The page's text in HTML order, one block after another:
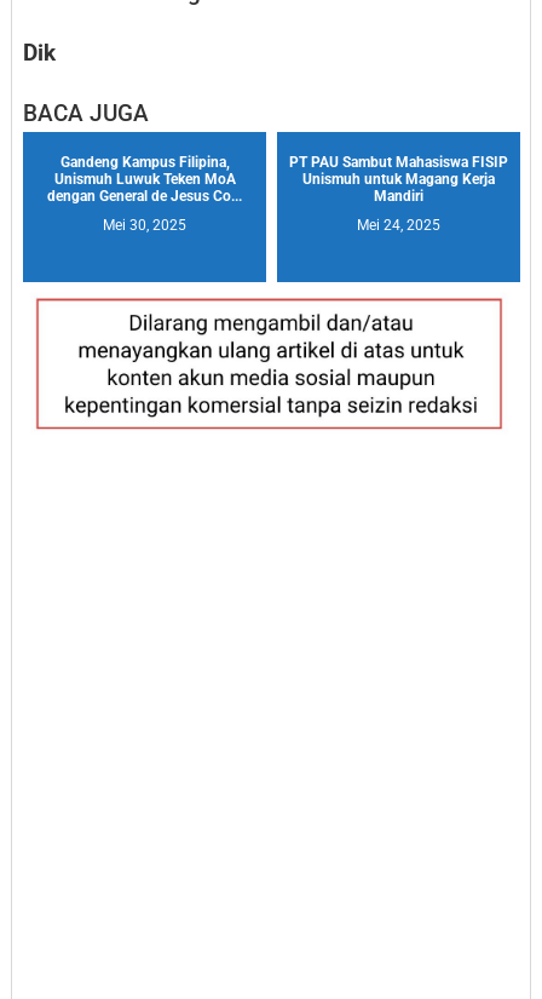
Dik
BACA JUGA
Gandeng Kampus Filipina,
Unismuh Luwuk Teken MoA
dengan General de Jesus Co...
Mei 30, 2025
PT PAU Sambut Mahasiswa FISIP
Unismuh untuk Magang Kerja
Mandiri
Mei 24, 2025